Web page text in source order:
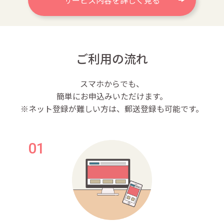
ご利用の流れ
スマホからでも、
簡単にお申込みいただけます。
※ネット登録が難しい方は、郵送登録も可能です。